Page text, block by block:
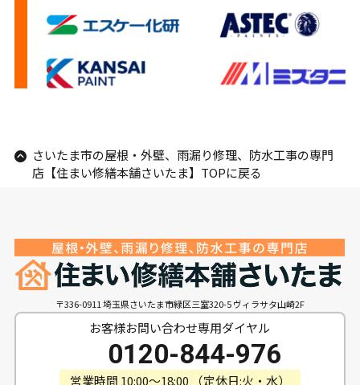
さいたま市の屋根・外壁、雨漏り修理、防水工事の専門
店【住まい修繕本舗さいたま】TOPに戻る
〒336-0911 埼玉県さいたま市緑区三室320-5 ヴィラサタ山崎2F
お客様お問い合わせ専用ダイヤル
0120-844-976
営業時間 10:00〜18:00 （定休日:火・水）